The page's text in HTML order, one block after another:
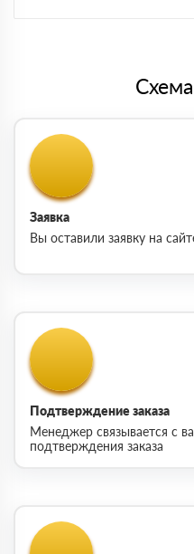
Заявка
Вы оставили заявку на
Подтверждение заказа
Менеджер связывается с
подтверждения заказа